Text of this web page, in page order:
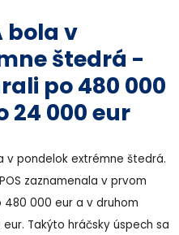
bola v
štedrá -
po 480 000
24 000 eur
v pondelok extrémne štedrá.
zaznamenala v prvom
000 eur a v druhom
Takýto hráčsky úspech sa